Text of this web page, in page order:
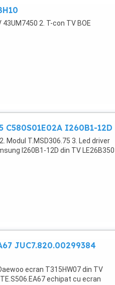
2. T-con TV BOE
C580S01E02A I260B1-12D
Modul T.MSD306.75 3. Led driver
I260B1-12D din TV LE26B350
JUC7.820.00299384
ecran T315HW07 din TV
echipat cu ecran